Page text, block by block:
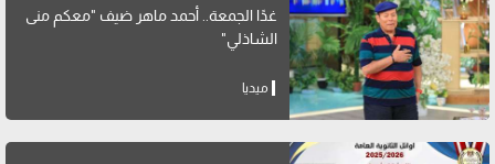
غدًا الجمعة.. أحمد ماهر ضيف "معكم منى
الشاذلي"
ميديا